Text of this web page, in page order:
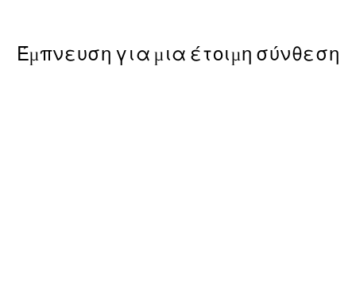
Έμπνευση για μια έτοιμη σύνθεση